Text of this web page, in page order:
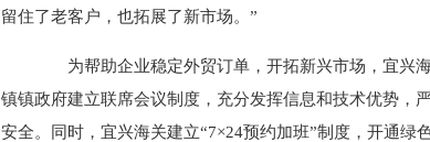
留住了老客户，也拓展了新市场。”
为帮助企业稳定外贸订单，开拓新兴市场，宜兴海
镇镇政府建立联席会议制度，充分发挥信息和技术优势，
安全。同时，宜兴海关建立“7×24预约加班”制度，开通